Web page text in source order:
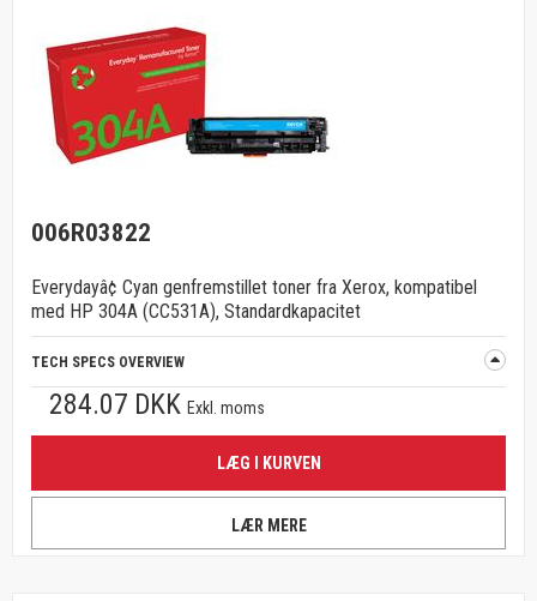
006R03822
Everydayâ¢ Cyan genfremstillet toner fra Xerox, kompatibel
med HP 304A (CC531A), Standardkapacitet
TECH SPECS OVERVIEW
284.07 DKK Exkl. moms
LÆG I KURVEN
LÆR MERE